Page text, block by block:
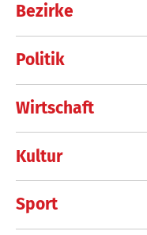
Bezirke
Politik
Wirtschaft
Kultur
Sport